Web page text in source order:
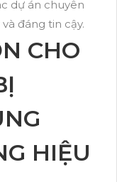
dự án chuyên
đáng tin cậy.
CHO
HIỆU